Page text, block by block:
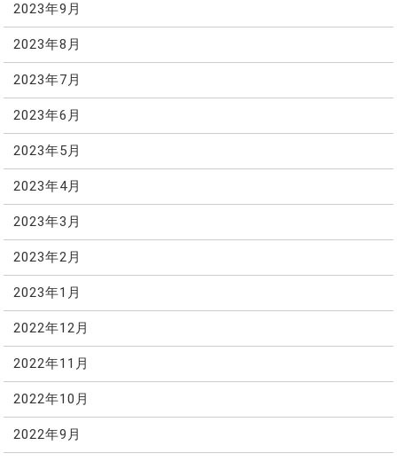
2023年9月
2023年8月
2023年7月
2023年6月
2023年5月
2023年4月
2023年3月
2023年2月
2023年1月
2022年12月
2022年11月
2022年10月
2022年9月